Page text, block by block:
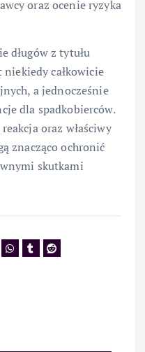
oraz ocenie ryzyka
długów z tytułu
całkowicie
a jednocześnie
dla spadkobierców.
oraz właściwy
znacząco ochronić
skutkami